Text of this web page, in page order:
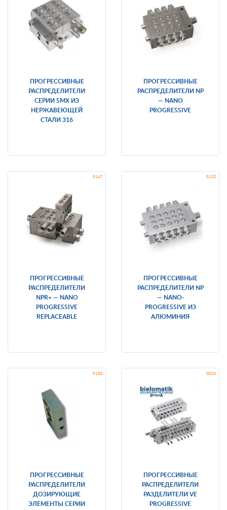
ПРОГРЕССИВНЫЕ
РАСПРЕДЕЛИТЕЛИ
СЕРИИ SMX ИЗ
НЕРЖАВЕЮЩЕЙ
СТАЛИ 316
ПРОГРЕССИВНЫЕ
РАСПРЕДЕЛИТЕЛИ NP
— NANO
PROGRESSIVE
ПРОГРЕССИВНЫЕ
РАСПРЕДЕЛИТЕЛИ
NPR+ — NANO
PROGRESSIVE
REPLACEABLE
ПРОГРЕССИВНЫЕ
РАСПРЕДЕЛИТЕЛИ NP
— NANO-
PROGRESSIVE ИЗ
АЛЮМИНИЯ
ПРОГРЕССИВНЫЕ
РАСПРЕДЕЛИТЕЛИ
ДОЗИРУЮЩИЕ
ЭЛЕМЕНТЫ СЕРИИ
ПРОГРЕССИВНЫЕ
РАСПРЕДЕЛИТЕЛИ
РАЗДЕЛИТЕЛИ VE
PROGRESSIVE